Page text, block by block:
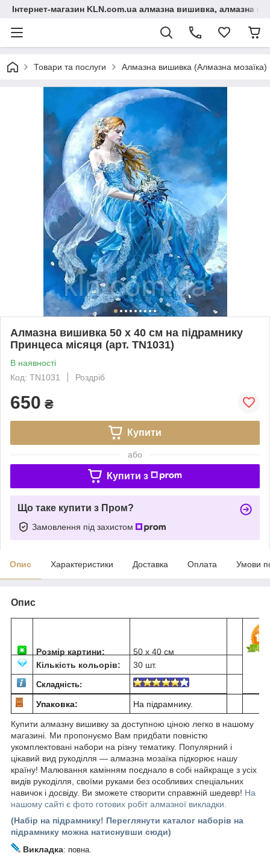
Інтернет-магазин KLN.com.ua алмазна вишивка, алмазна
Товари та послуги Алмазна вишивка (Алмазна мозаїка)
Алмазна вишивка 50 х 40 см на підрамнику
Принцеса місяця (арт. TN1031)
В наявності
Код: TN1031
Роздріб
650 ₴
Купити
або
Купити з
Що таке купити з Пром?
Замовлення під захистом
Опис Характеристики Доставка Оплата Умови
Опис
Розмір картини:
50 х 40 см
Кількість кольорів:
30 шт.
Складність:
Упаковка: На підрамнику.
Купити алмазну вишивку за доступною ціною легко в нашому
магазині. Ми пропонуємо Вам придбати повністю
укомплектовані набори на різну тематику. Популярний і
цікавий вид рукоділля ― алмазна мозаїка підкорює нашу
країну! Малювання камінням поєднало в собі найкраще з усіх
видів рукоділля, своїми руками без особливих спеціальних
навичок і досвіду. Ви зможете створити справжній шедевр! На
нашому сайті є фото готових робіт алмазної викладки.
(Набір на підрамнику! Переглянути каталог наборів на
підрамнику можна натиснувши сюди)
Викладка: повна.